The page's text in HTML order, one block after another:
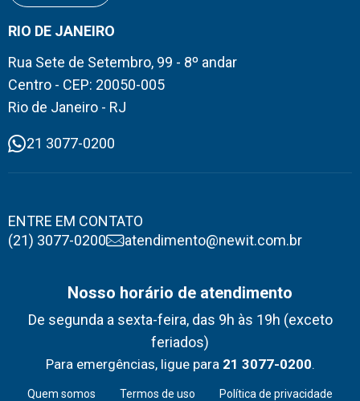
RIO DE JANEIRO
Rua Sete de Setembro, 99 - 8º andar
Centro - CEP: 20050-005
Rio de Janeiro - RJ
21 3077-0200
ENTRE EM CONTATO
(21) 3077-0200
atendimento@newit.com.br
Nosso horário de atendimento
De segunda a sexta-feira, das 9h às 19h (exceto
feriados)
Para emergências, ligue para 21 3077-0200.
Quem somos Termos de uso Política de privacidade